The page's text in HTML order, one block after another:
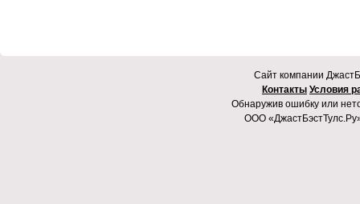
Cайт компании
Контакты Условия
Обнаружив ошибку или
ООО